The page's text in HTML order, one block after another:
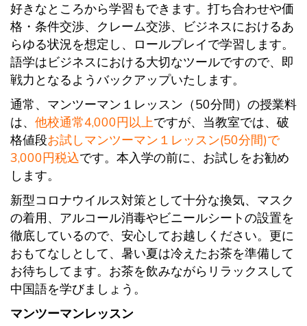
好きなところから学習もできます。打ち合わせや価
格・条件交渉、クレーム交渉、ビジネスにおけるあ
らゆる状況を想定し、ロールプレイで学習します。
語学はビジネスにおける大切なツールですので、即
戦力となるようバックアップいたします。
通常、マンツーマン１レッスン（50分間）の授業料
は、 他校通常4,000円以上ですが、当教室では、破
格値段お試しマンツーマン１レッスン(50分間)で
3,000円税込です。本入学の前に、お試しをお勧め
します。
新型コロナウイルス対策として十分な換気、マスク
の着用、アルコール消毒やビニールシートの設置を
徹底しているので、安心してお越しください。更に
おもてなしとして、暑い夏は冷えたお茶を準備して
お待ちしてます。お茶を飲みながらリラックスして
中国語を学びましょう。
マンツーマンレッスン